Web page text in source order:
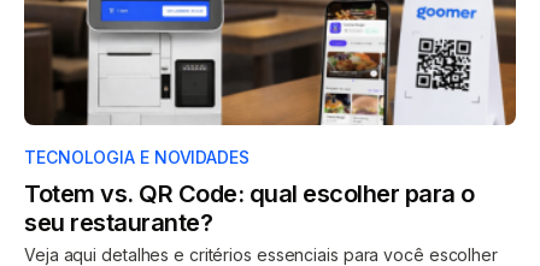
TECNOLOGIA E NOVIDADES
Totem vs. QR Code: qual escolher para o
seu restaurante?
Veja aqui detalhes e critérios essenciais para você escolher